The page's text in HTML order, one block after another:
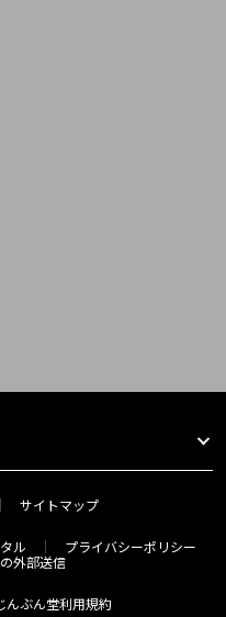
サイトマップ
ル
プライバシーポリシー
外部送信
んぶん堂利用規約